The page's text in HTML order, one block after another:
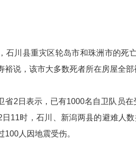
川县重灾区轮岛市和珠洲市的死
裕说，该市大多数死者所在房屋全部
2日表示，已有1000名自卫队员在
11时，石川、新潟两县的避难人
100人因地震受伤。